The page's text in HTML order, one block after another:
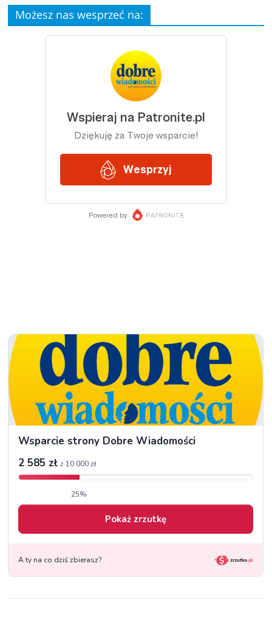
Możesz nas wesprzeć na: